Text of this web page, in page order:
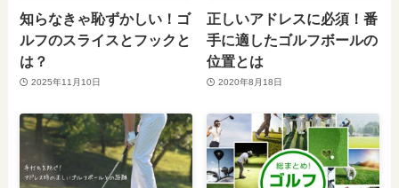
知らなきゃ恥ずかしい！ゴ
ルフのスライスとフックと
は？
2025年11月10日
正しいアドレスに必須！番
手に適したゴルフボールの
位置とは
2020年8月18日